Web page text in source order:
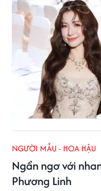
NGƯỜI MẪU - HOA HẬU
Ngẩn ngơ với
Phương Linh